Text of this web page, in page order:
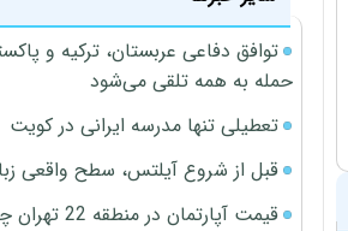
توافق دفاعی عربستان، ترکیه و
حمله به همه تلقی می‌شود
تعطیلی تنها مدرسه ایرانی در کویت
قبل از شروع آیلتس، سطح واقعی
قیمت آپارتمان در منطقه 22 تهران چقدر است؟